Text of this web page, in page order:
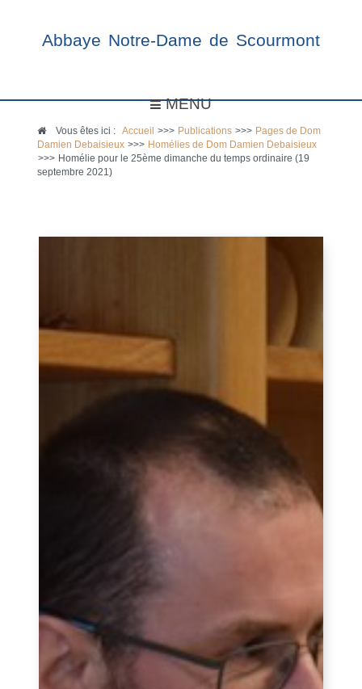
Abbaye Notre-Dame de Scourmont
MENU
Vous êtes ici :Accueil >>> Publications >>> Pages de Dom
Damien Debaisieux >>> Homélies de Dom Damien Debaisieux
>>> Homélie pour le 25ème dimanche du temps ordinaire (19
septembre 2021)